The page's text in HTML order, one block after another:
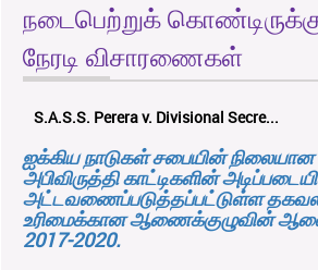
நடைபெற்றுக்
நேரடி விசாரணைகள்
S.A.S.S. Perera v. Divisional Secre...
ஐக்கிய நாடுகள் சபையின் நிலையான
அபிவிருத்தி காட்டிகளின்
அட்டவணைப்படுத்தப்பட்டுள்ள
உரிமைக்கான ஆணைக்குழுவின்
2017-2020.